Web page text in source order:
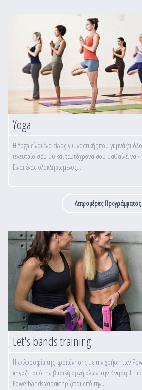
Yoga
Η Yoga είναι ένα είδος γυμναστικής που γυμνάζει
τελευταίο σου μυ και ταυτόχρονα σου μαθαίνει να
Είναι ένας ολοκληρωμένος...
Λεπρομέριες Προγράμματος
Let's bands training
Η φιλοσοφία της προπόνησης με την χρήση των
πηγάζει από την βασική αρχή όλων, την Κίνηση. Η
Powerbands χαρακτηρίζεται από την...